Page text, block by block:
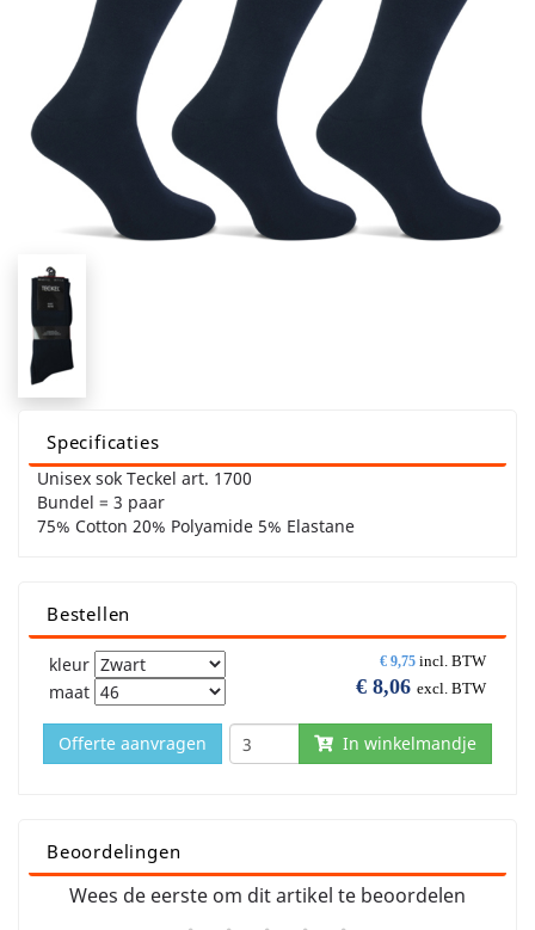
Specificaties
Unisex sok Teckel art. 1700
Bundel = 3 paar
75% Cotton 20% Polyamide 5% Elastane
Bestellen
€ 9,75 incl. BTW
€ 8,06 excl. BTW
kleur
maat
In winkelmandje
Offerte aanvragen
Beoordelingen
Wees de eerste om dit artikel te beoordelen